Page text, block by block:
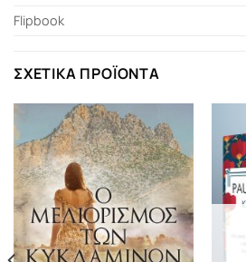
Flipbook
ΣΧΕΤΙΚΆ ΠΡΟΪΌΝΤΑ